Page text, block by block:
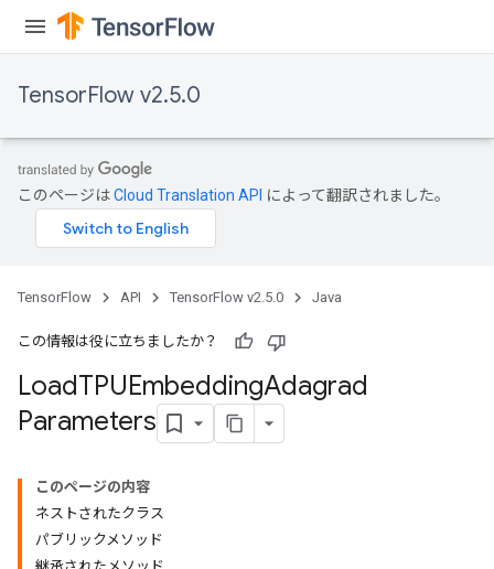
TensorFlow v2.5.0
このページはCloud Translation API によって翻訳されました。
TensorFlow API TensorFlow v2.5.0 Java
この情報は役に立ちましたか？
LoadTPUEmbeddingAdagrad
Parameters
このページの内容
ネストされたクラス
パブリックメソッド